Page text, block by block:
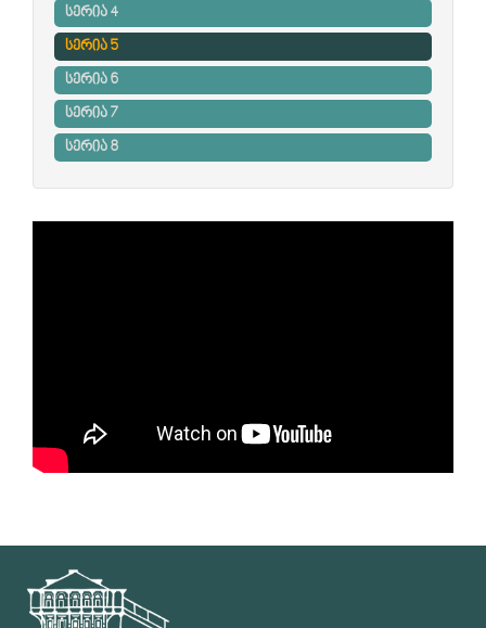
სერია 4
სერია 5
სერია 6
სერია 7
სერია 8